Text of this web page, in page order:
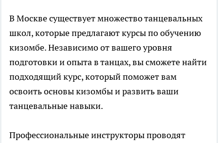
В Москве существует множество танцевальных
школ, которые предлагают курсы по обучению
кизомбе. Независимо от вашего уровня
подготовки и опыта в танцах, вы сможете найти
подходящий курс, который поможет вам
освоить основы кизомбы и развить ваши
танцевальные навыки.
Профессиональные инструкторы проводят